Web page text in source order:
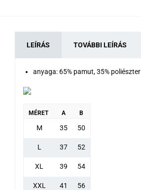
LEÍRÁS TOVÁBBI LEÍRÁS
anyaga: 65% pamut, 35% poliészter
MÉRET A B
M 35 50
L 37 52
XL 39 54
XXL 41 56